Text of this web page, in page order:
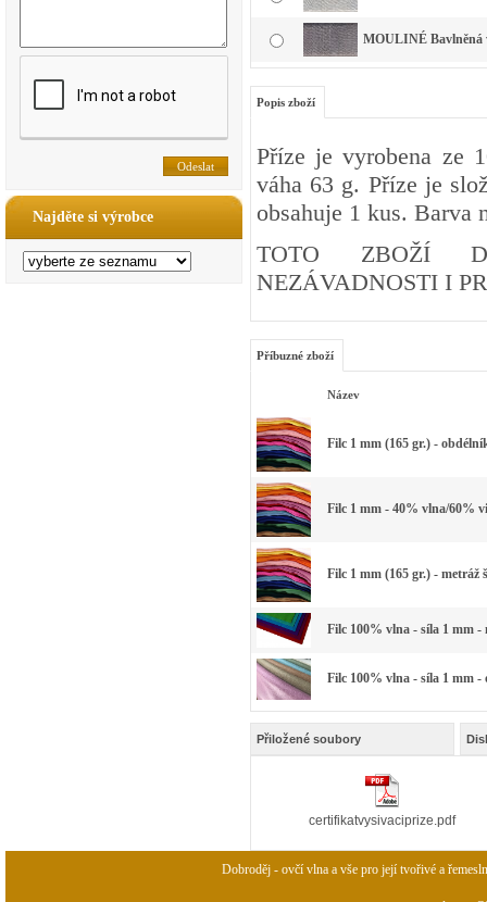
Najděte si výrobce
MOULINÉ Bavlněná
Popis zboží
Příze je vyrobena ze
váha 63 g. Příze je
obsahuje 1 kus. Barva
TOTO ZBOŽÍ
NEZÁVADNOSTI I
Příbuzné zboží
Název
Filc 1 mm (165 gr.) -
Filc 1 mm - 40% vlna/60%
Filc 1 mm (165 gr.) - metráž
Filc 100% vlna - síla 1 mm -
Filc 100% vlna - síla 1 mm
Přiložené soubory
certifikatvysivaciprize.pdf
Dobroděj - ovčí vlna a vše pro její tvořivé a